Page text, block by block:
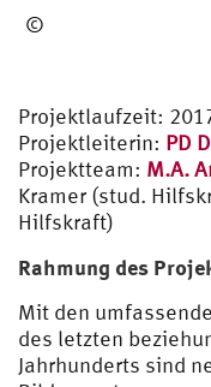
©
Projektlaufzeit:
Projektleiterin: PD
Projektteam: M.A.
Kramer (stud.
Hilfskraft)
Rahmung des
Mit den
des letzten
Jahrhunderts sind